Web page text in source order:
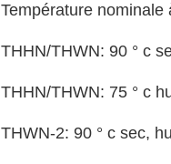
Température nominale
THHN/THWN: 90 ° c
THHN/THWN: 75 ° c
THWN-2: 90 ° c sec,